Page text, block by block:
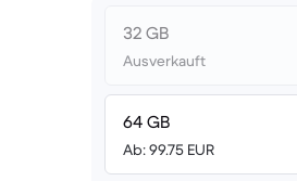
32 GB
Ausverkauft
64 GB
Ab: 99.75 EUR